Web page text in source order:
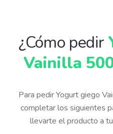
¿Cómo pedir
Vainilla
Para pedir Yogurt giego
completar los siguientes
llevarte el producto a